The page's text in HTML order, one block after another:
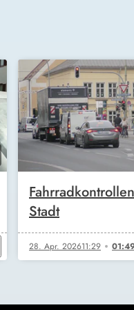
Stadt
28. Apr. 202611:29